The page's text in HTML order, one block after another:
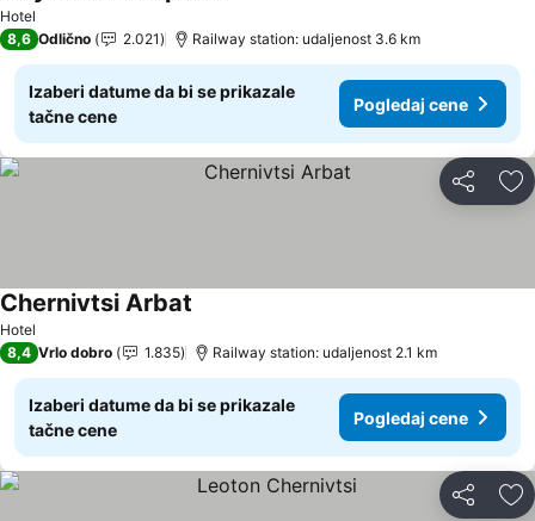
Hotel
8,6 Odlično 2.021 Railway station: udaljenost 3.6 km
Izaberi datume da bi se prikazale
tačne cene
Pogledaj cene
Deli
Hotel
Chernivtsi Arbat
8,4 Vrlo dobro 1.835 Railway station: udaljenost 2.1 km
Izaberi datume da bi se prikazale
tačne cene
Pogledaj cene
Deli